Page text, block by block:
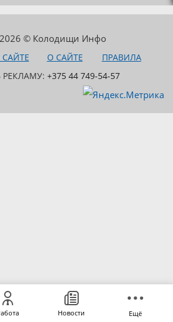
© Колодищи Инфо
О САЙТЕ
ПРАВИЛА
РЕКЛАМУ: +375 44 749-54-57
Новости Ещё